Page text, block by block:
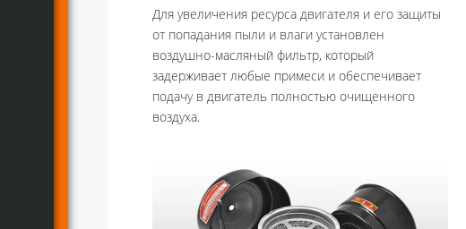
Для увеличения ресурса двигателя и его защиты
от попадания пыли и влаги установлен
воздушно-масляный фильтр, который
задерживает любые примеси и обеспечивает
подачу в двигатель полностью очищенного
воздуха.